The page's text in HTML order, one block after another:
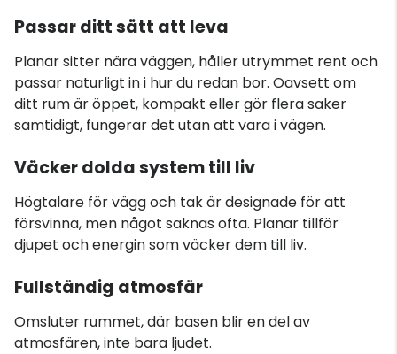
Passar ditt sätt att leva
Planar sitter nära väggen, håller utrymmet rent och
passar naturligt in i hur du redan bor. Oavsett om
ditt rum är öppet, kompakt eller gör flera saker
samtidigt, fungerar det utan att vara i vägen.
Väcker dolda system till liv
Högtalare för vägg och tak är designade för att
försvinna, men något saknas ofta. Planar tillför
djupet och energin som väcker dem till liv.
Fullständig atmosfär
Omsluter rummet, där basen blir en del av
atmosfären, inte bara ljudet.